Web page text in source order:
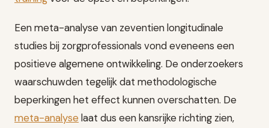
Een meta-analyse van zeventien longitudinale
studies bij zorgprofessionals vond eveneens een
positieve algemene ontwikkeling. De onderzoekers
waarschuwden tegelijk dat methodologische
beperkingen het effect kunnen overschatten. De
meta-analyse laat dus een kansrijke richting zien,